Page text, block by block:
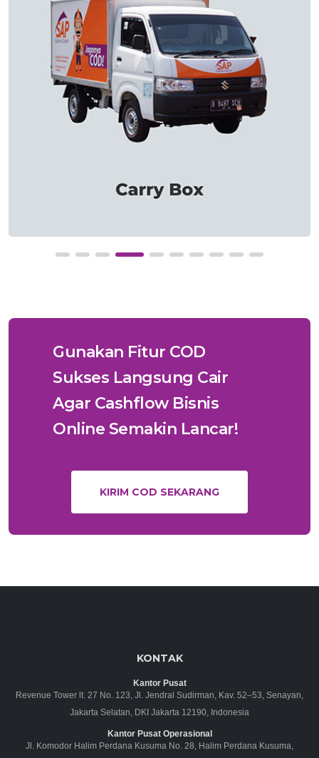
Gunakan Fitur COD
Sukses Langsung Cair
Agar Cashflow Bisnis
Online Semakin Lancar!
KIRIM COD SEKARANG
KONTAK
Kantor Pusat
Revenue Tower lt. 27 No. 123, Jl. Jendral Sudirman, Kav. 52–53, Senayan,
Jakarta Selatan, DKI Jakarta 12190, Indonesia
Kantor Pusat Operasional
Jl. Komodor Halim Perdana Kusuma No. 28, Halim Perdana Kusuma,